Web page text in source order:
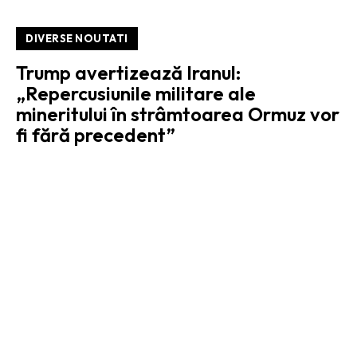
DIVERSE NOUTATI
Trump avertizează Iranul:
„Repercusiunile militare ale
mineritului în strâmtoarea Ormuz vor
fi fără precedent”